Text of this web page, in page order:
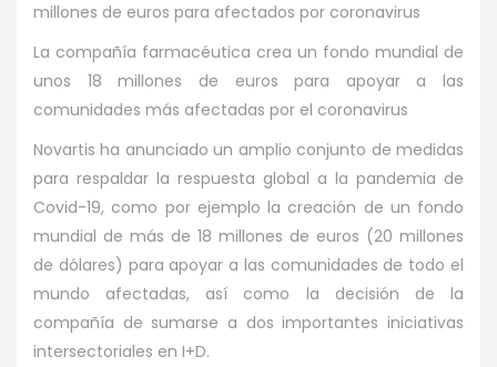
millones de euros para afectados por coronavirus
La compañía farmacéutica crea un fondo mundial de
unos 18 millones de euros para apoyar a las
comunidades más afectadas por el coronavirus
Novartis ha anunciado un amplio conjunto de medidas
para respaldar la respuesta global a la pandemia de
Covid-19, como por ejemplo la creación de un fondo
mundial de más de 18 millones de euros (20 millones
de dólares) para apoyar a las comunidades de todo el
mundo afectadas, así como la decisión de la
compañía de sumarse a dos importantes iniciativas
intersectoriales en I+D.